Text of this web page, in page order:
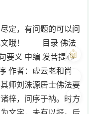
定，有问题的可以问
文哦！ 目录 佛法
义 中编 发菩提心
作者：虚云老和尚
师刘洙源居士佛法要
梓，问序于衲。时方
🌓
🤖
🎨